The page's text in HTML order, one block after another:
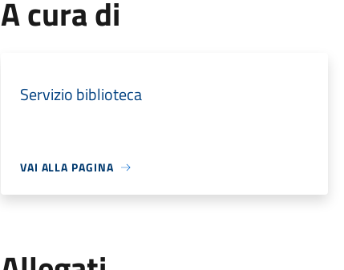
A cura di
Servizio biblioteca
VAI ALLA PAGINA